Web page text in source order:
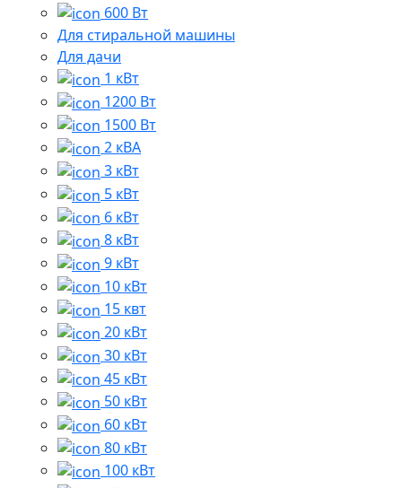
600 Вт
Для стиральной машины
Для дачи
1 кВт
1200 Вт
1500 Вт
2 кВА
3 кВт
5 кВт
6 кВт
8 кВт
9 кВт
10 кВт
15 квт
20 кВт
30 кВт
45 кВт
50 кВт
60 кВт
80 кВт
100 кВт